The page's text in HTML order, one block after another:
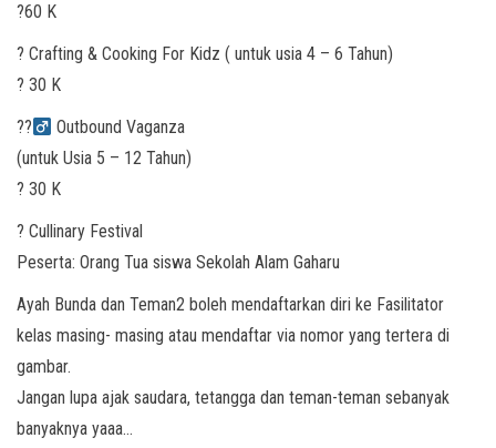
?60 K
? Crafting & Cooking For Kidz ( untuk usia 4 – 6 Tahun)
? 30 K
??‍
Outbound Vaganza
(untuk Usia 5 – 12 Tahun)
? 30 K
? Cullinary Festival
Peserta: Orang Tua siswa Sekolah Alam Gaharu
Ayah Bunda dan Teman2 boleh mendaftarkan diri ke Fasilitator
kelas masing- masing atau mendaftar via nomor yang tertera di
gambar.
Jangan lupa ajak saudara, tetangga dan teman-teman sebanyak
banyaknya yaaa…